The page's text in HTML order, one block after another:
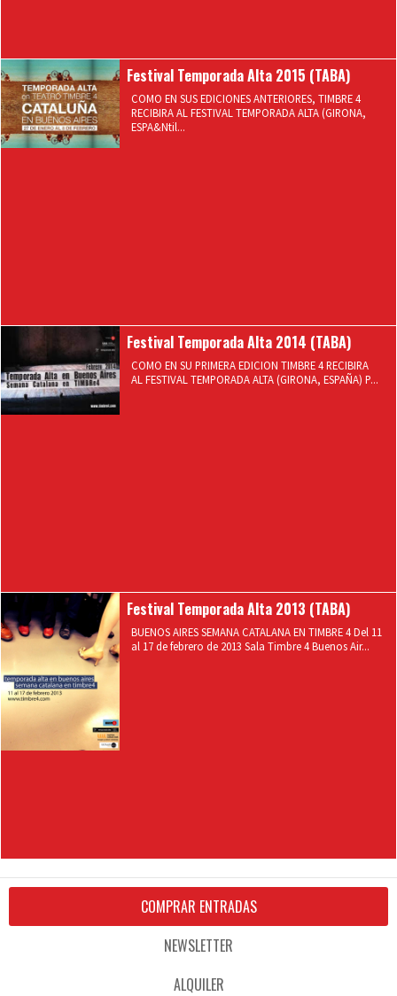
Festival Temporada Alta 2015 (TABA)
COMO EN SUS EDICIONES ANTERIORES, TIMBRE 4
RECIBIRA AL FESTIVAL TEMPORADA ALTA (GIRONA,
ESPA&Ntil...
Festival Temporada Alta 2014 (TABA)
COMO EN SU PRIMERA EDICION TIMBRE 4 RECIBIRA
AL FESTIVAL TEMPORADA ALTA (GIRONA, ESPAÑA) P...
Festival Temporada Alta 2013 (TABA)
BUENOS AIRES SEMANA CATALANA EN TIMBRE 4 Del 11
al 17 de febrero de 2013 Sala Timbre 4 Buenos Air...
COMPRAR ENTRADAS
NEWSLETTER
ALQUILER